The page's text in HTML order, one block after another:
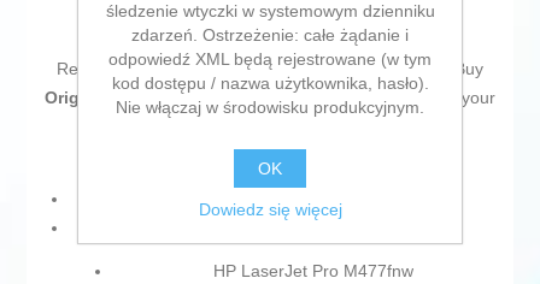
Return to the office without forgetting a single thing! Buy
Original Toner HP 410A Magenta
and be the envy of your
Performance: 2300 pp.
HP LaserJet Pro M477fnw
śledzenie wtyczki w systemowym dzienniku
zdarzeń. Ostrzeżenie: całe żądanie i
odpowiedź XML będą rejestrowane (w tym
kod dostępu / nazwa użytkownika, hasło).
Nie włączaj w środowisku produkcyjnym.
OK
Dowiedz się więcej